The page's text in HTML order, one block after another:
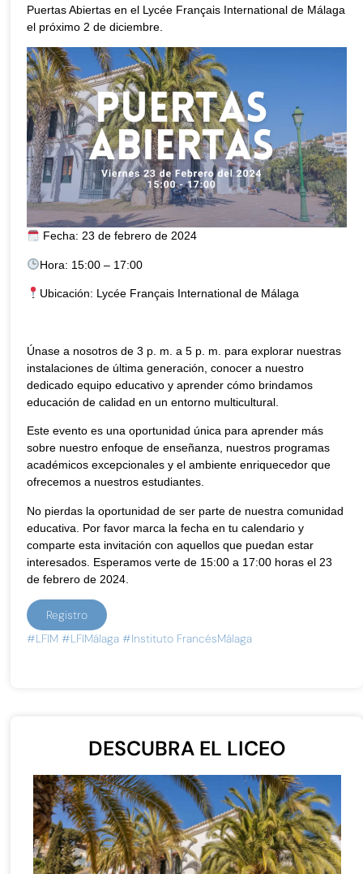
Puertas Abiertas en el Lycée Français International de Málaga
el próximo 2 de diciembre.
Fecha: 23 de febrero de 2024
Hora: 15:00 – 17:00
Ubicación: Lycée Français International de Málaga
Únase a nosotros de 3 p. m. a 5 p. m. para explorar nuestras
instalaciones de última generación, conocer a nuestro
dedicado equipo educativo y aprender cómo brindamos
educación de calidad en un entorno multicultural.
Este evento es una oportunidad única para aprender más
sobre nuestro enfoque de enseñanza, nuestros programas
académicos excepcionales y el ambiente enriquecedor que
ofrecemos a nuestros estudiantes.
No pierdas la oportunidad de ser parte de nuestra comunidad
educativa. Por favor marca la fecha en tu calendario y
comparte esta invitación con aquellos que puedan estar
interesados. Esperamos verte de 15:00 a 17:00 horas el 23
de febrero de 2024.
Registro
#LFIM #LFIMálaga #Instituto FrancésMálaga
DESCUBRA EL LICEO